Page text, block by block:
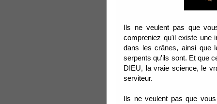
Ils ne veulent pas que
compreniez qu'il existe une
dans les crânes, ainsi que
serpents qu'ils sont. Et que
DIEU, la vraie science, le
serviteur.
Ils ne veulent pas que